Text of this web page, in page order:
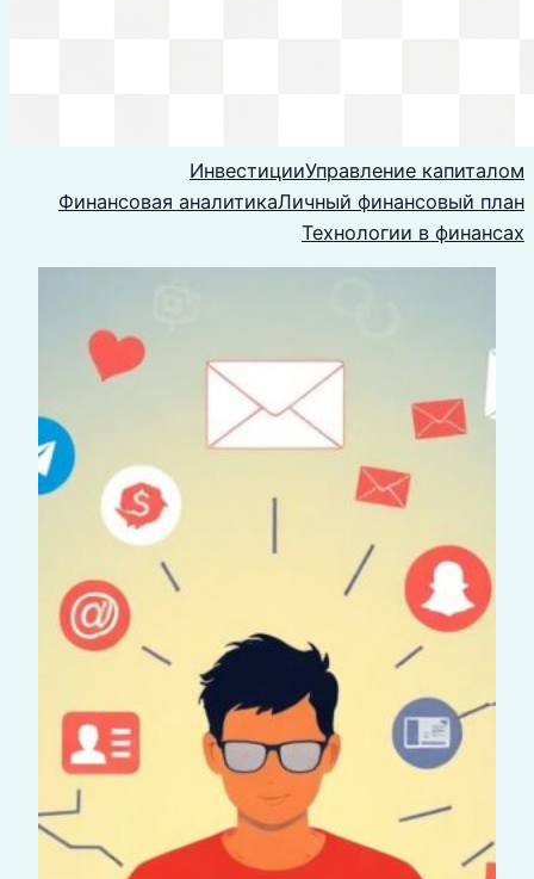
ИнвестицииУправление капиталом
Финансовая аналитикаЛичный финансовый план
Технологии в финансах